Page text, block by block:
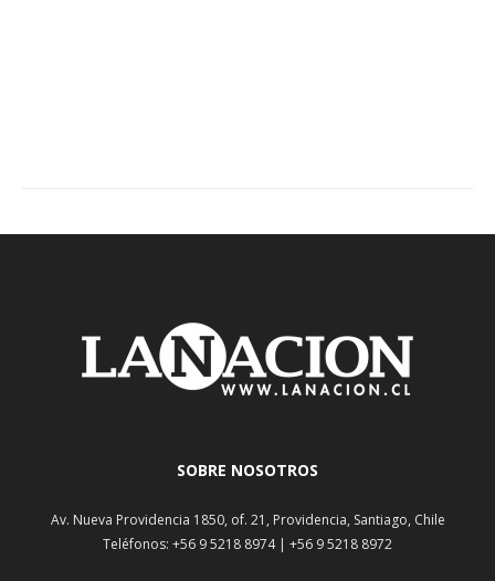
SOBRE NOSOTROS
Av. Nueva Providencia 1850, of. 21, Providencia, Santiago, Chile
Teléfonos: +56 9 5218 8974 | +56 9 5218 8972